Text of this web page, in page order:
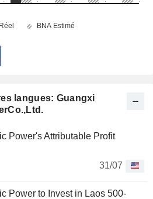
langues: Guangxi
Power's Attributable Profit
31/07
Power to Invest in Laos 500-